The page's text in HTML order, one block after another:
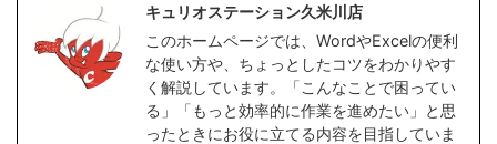
キュリオステーション久米川店
このホームページでは、WordやExcelの便利
な使い方や、ちょっとしたコツをわかりやす
く解説しています。「こんなことで困ってい
る」「もっと効率的に作業を進めたい」と思
ったときにお役に立てる内容を目指していま